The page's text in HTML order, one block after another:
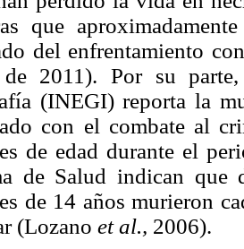
que
del enfrentamiento
de 2011). Por su
(INEGI) reporta la
con el combate al
de edad durante el
de Salud indican
de 14 años murieron
(Lozano et al., 2006).